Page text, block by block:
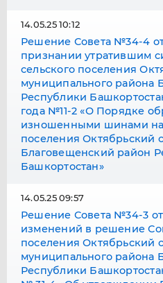
Решение Совета №34-4
признании утратившим
сельского поселения
муниципального района
Республики
года №11-2 «О Порядке
изношенными шинами на
поселения Октябрьский
Благовещенский район
Башкортостан»
14.05.25 10:12
Решение Совета №34-3
изменений в решение
поселения Октябрьский
муниципального района
Республики
14.05.25 09:57